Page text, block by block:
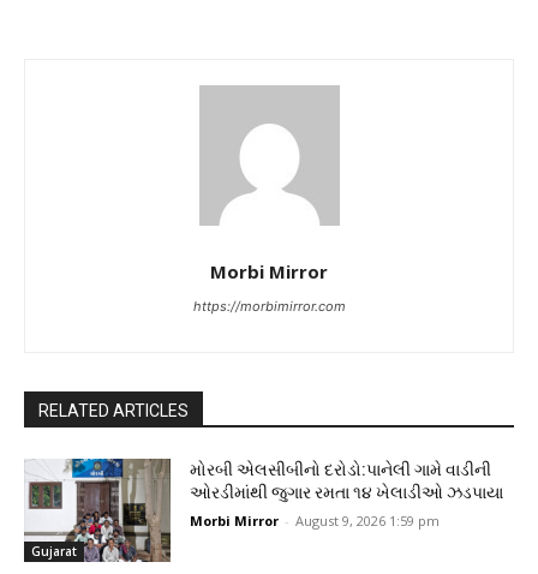
Morbi Mirror
https://morbimirror.com
RELATED ARTICLES
Gujarat
મોરબી એલસીબીનો દરોડો:પાનેલી ગામે વાડીની
ઓરડીમાંથી જુગાર રમતા ૧૪ ખેલાડીઓ ઝડપાયા
Morbi Mirror - August 9, 2026 1:59 pm